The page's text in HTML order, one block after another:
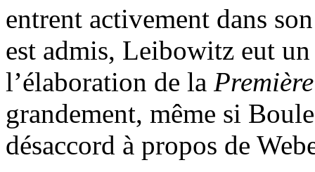
entrent activement dans
est admis, Leibowitz eut
l’élaboration de la
grandement, même si
désaccord à propos de